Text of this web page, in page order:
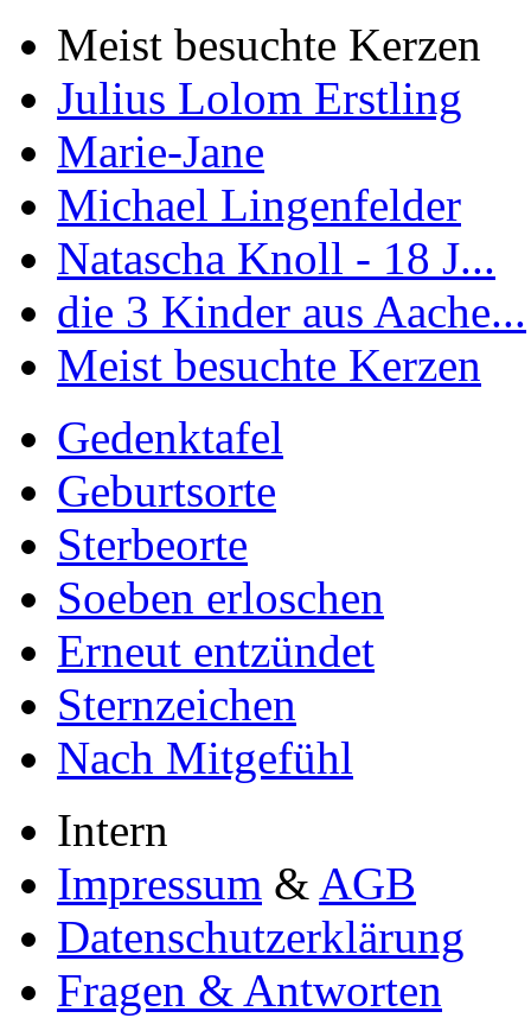
Meist besuchte Kerzen
Julius Lolom Erstling
Marie-Jane
Michael Lingenfelder
Natascha Knoll - 18 J...
die 3 Kinder aus Aache...
Meist besuchte Kerzen
Gedenktafel
Geburtsorte
Sterbeorte
Soeben erloschen
Erneut entzündet
Sternzeichen
Nach Mitgefühl
Intern
Impressum & AGB
Datenschutzerklärung
Fragen & Antworten